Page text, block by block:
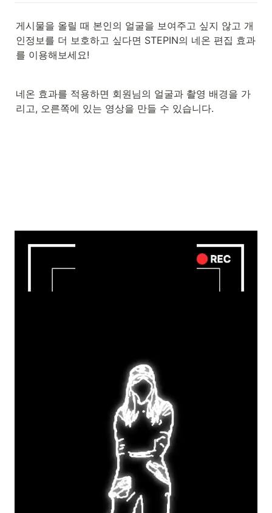
게시물을 올릴 때 본인의 얼굴을 보여주고 싶지 않고 개
인정보를 더 보호하고 싶다면 STEPIN의 네온 편집 효과
를 이용해보세요!
네온 효과를 적용하면 회원님의 얼굴과 촬영 배경을 가
리고, 오른쪽에 있는 영상을 만들 수 있습니다.